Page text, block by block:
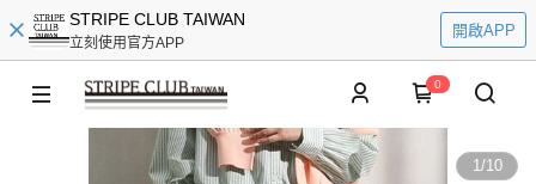
STRIPE CLUB TAIWAN
立刻使用官方APP
開啟APP
0
1/10